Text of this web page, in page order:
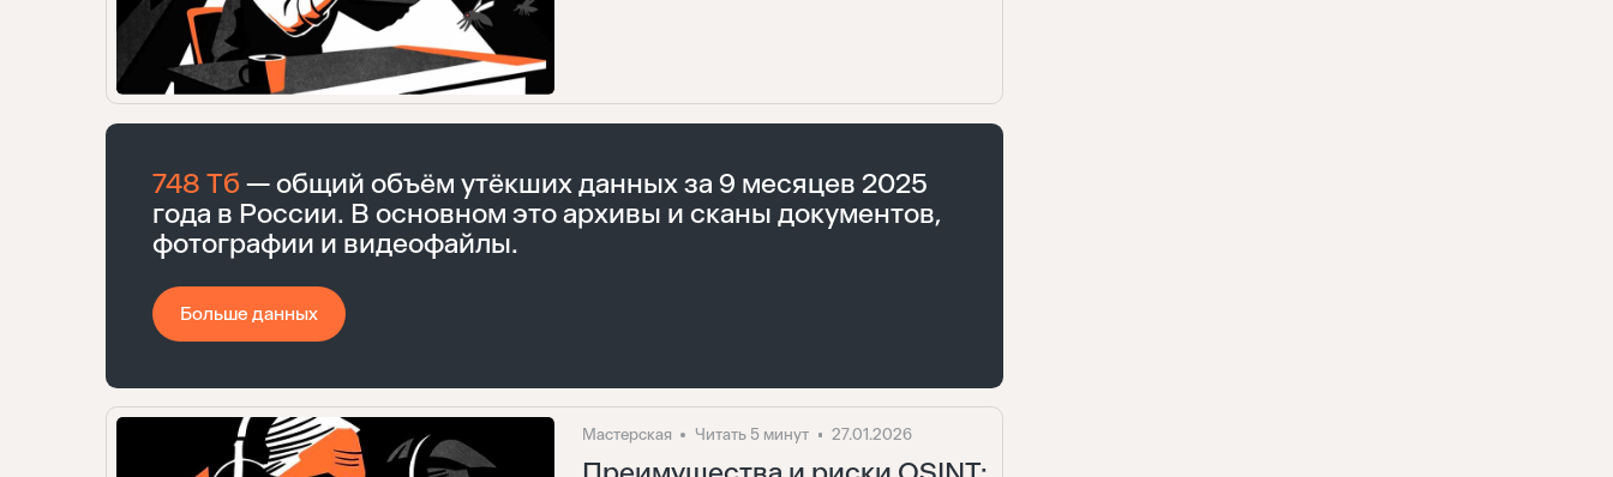
748 Тб— общий объём утёкших данных за 9 месяцев 2025
года в России. В основном это архивы и сканы документов,
фотографии и видеофайлы.
Больше данных
Мастерская Читать 5 минут 27.01.2026
Восстановить